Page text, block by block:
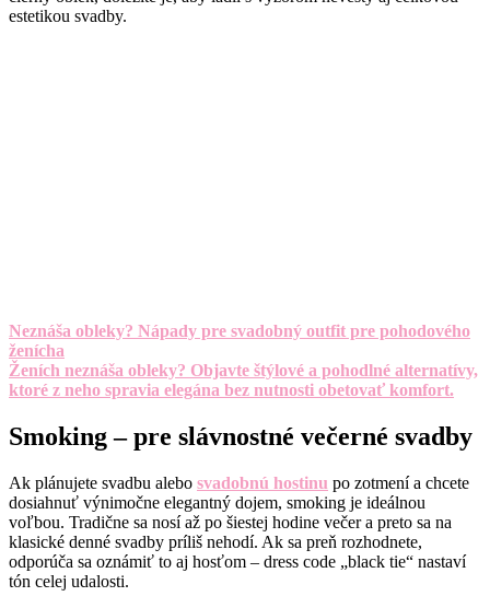
estetikou svadby.
Neznáša obleky? Nápady pre svadobný outfit pre pohodového
ženícha
Ženích neznáša obleky? Objavte štýlové a pohodlné alternatívy,
ktoré z neho spravia elegána bez nutnosti obetovať komfort.
Smoking – pre slávnostné večerné svadby
Ak plánujete svadbu alebo svadobnú hostinu po zotmení a chcete
dosiahnuť výnimočne elegantný dojem, smoking je ideálnou
voľbou. Tradične sa nosí až po šiestej hodine večer a preto sa na
klasické denné svadby príliš nehodí. Ak sa preň rozhodnete,
odporúča sa oznámiť to aj hosťom – dress code „black tie“ nastaví
tón celej udalosti.